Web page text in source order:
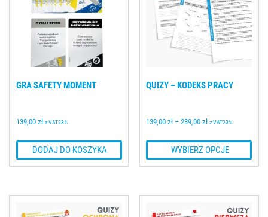
GRA SAFETY MOMENT
139,00 zł z VAT23%
DODAJ DO KOSZYKA
QUIZY – KODEKS PRACY
139,00 zł – 239,00 zł z VAT23%
WYBIERZ OPCJE